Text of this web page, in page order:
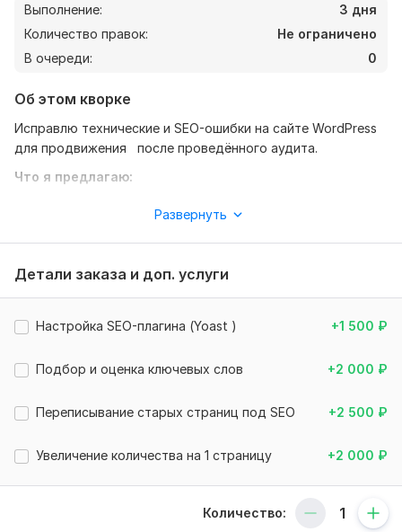
Выполнение:
3 дня
Количество правок:
Не ограничено
В очереди:
0
Об этом кворке
Исправлю технические и SEO-ошибки на сайте WordPress
для продвижения после проведённого аудита.
Что я предлагаю:
мелких багов до критических проблем, мешающих сайту
работать и приносить прибыль. (СЕО + настройка)
Перед началом работ делаю резервную копию сайта.
Все изменения согласовываются.
Работаю аккуратно, без риска для проекта.
Исправляю:
Проблемы с мета-тегами (Title, Description)
Дубли страниц
Развернуть
Детали заказа и доп. услуги
Настройка SEO-плагина (Yoast ) +1 500 ₽
Подбор и оценка ключевых слов +2 000 ₽
Переписывание старых страниц под SEO +2 500 ₽
Увеличение количества на 1 страницу +2 000 ₽
Количество: